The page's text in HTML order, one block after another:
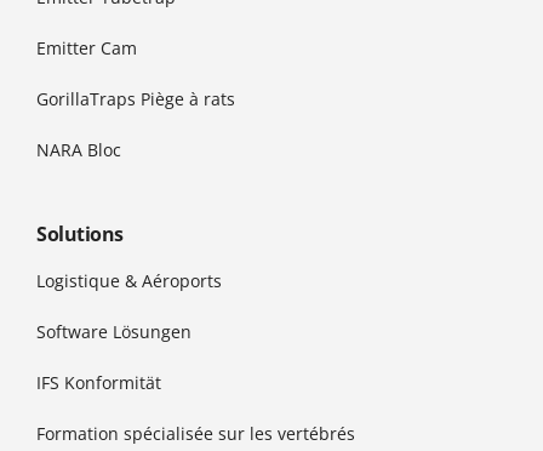
Emitter Cam
GorillaTraps Piège à rats
NARA Bloc
Solutions
Logistique & Aéroports
Software Lösungen
IFS Konformität
Formation spécialisée sur les vertébrés